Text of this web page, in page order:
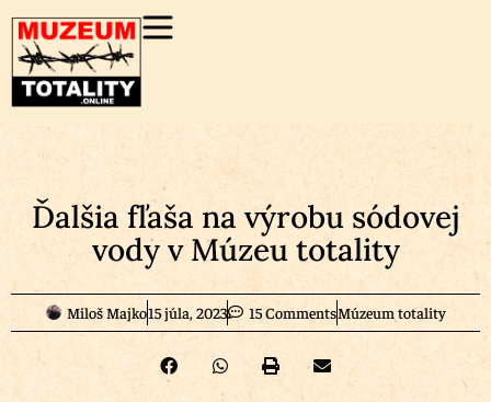
Ďalšia fľaša na výrobu sódovej
vody v Múzeu totality
Miloš Majko15 júla, 2023 15 CommentsMúzeum totality